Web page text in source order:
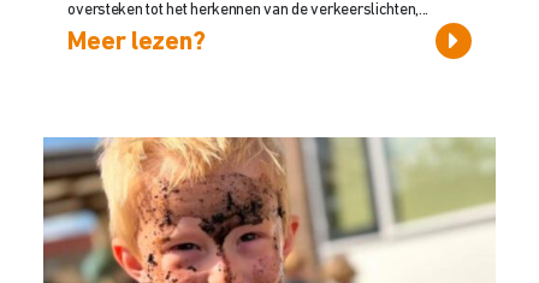
oversteken tot het herkennen van de verkeerslichten,...
Meer lezen?